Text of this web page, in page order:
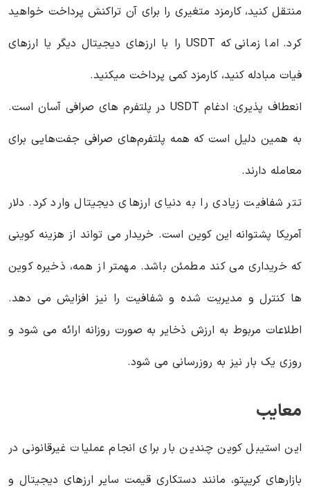
منتقل کنید، کارمزد متغیری را برای آن تراکنش پرداخت خواهید
کرد. اما زمانی که USDT را با ارزهای دیجیتال دیگر یا ارزهای
فیات مبادله کنید، کارمزد کمی پرداخت میکنید.
انعطاف پذیری: ادغام USDT در پلتفرم های صرافی آسان است.
به همین دلیل است که همه پلتفرم‌های صرافی جفت‌هایی برای
معامله دارند.
تتر شفافیت زیادی را به دنیای ارزهای دیجیتال وارد کرد. دلار
آمریکا پشتوانه این کوین است. خریدار می تواند از هزینه کوینی
که خریداری می کند مطمئن باشد. مهمتر از همه، ذخیره کوین
ها کنترل و مدیریت شده و شفافیت را نیز افزایش می دهد.
اطلاعات مربوط به ارزش ذخایر به صورت روزانه ارائه می شود و
روزی یک بار نیز به روزرسانی می شود.
معایب
این استیبل کوین چندین بار برای انجام عملیات غیرقانونی در
بازارهای کریپتو، مانند دستکاری قیمت سایر ارزهای دیجیتال و